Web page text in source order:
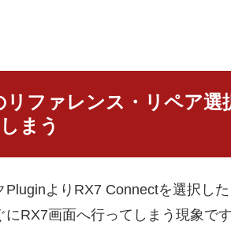
リファレンス・リペア
まう
PluginよりRX7 Connectを選択し
RX7画面へ行ってしまう現象です